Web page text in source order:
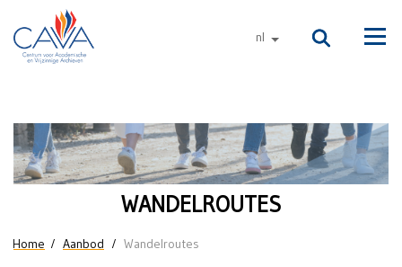
Naar de inhoud
nl andere talen
Wandelroutes
WANDELROUTES
U bent hier
Home Aanbod Wandelroutes